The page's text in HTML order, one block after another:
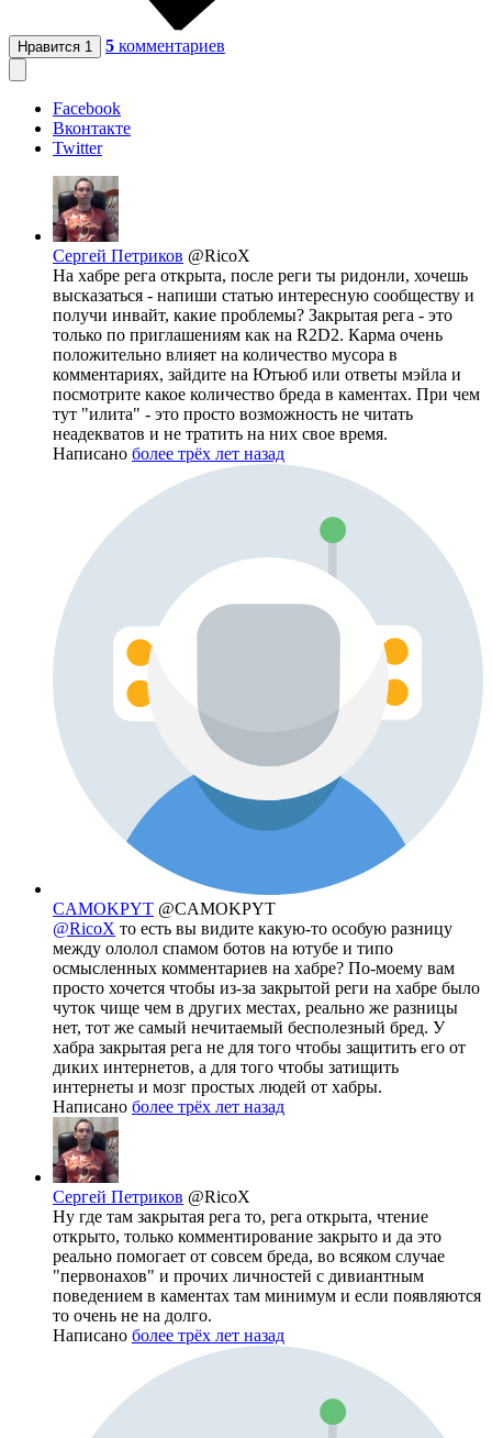
Нравится 1 5 комментариев
Facebook
Вконтакте
Twitter
Сергей Петриков @RicoX
На хабре рега открыта, после реги ты ридонли, хочешь
высказаться - напиши статью интересную сообществу и
получи инвайт, какие проблемы? Закрытая рега - это
только по приглашениям как на R2D2. Карма очень
положительно влияет на количество мусора в
комментариях, зайдите на Ютьюб или ответы мэйла и
посмотрите какое количество бреда в каментах. При чем
тут "илита" - это просто возможность не читать
неадекватов и не тратить на них свое время.
Написано более трёх лет назад
CAMOKPYT @CAMOKPYT
@RicoX то есть вы видите какую-то особую разницу
между ололол спамом ботов на ютубе и типо
осмысленных комментариев на хабре? По-моему вам
просто хочется чтобы из-за закрытой реги на хабре было
чуток чище чем в других местах, реально же разницы
нет, тот же самый нечитаемый бесполезный бред. У
хабра закрытая рега не для того чтобы защитить его от
диких интернетов, а для того чтобы затищить
интернеты и мозг простых людей от хабры.
Написано более трёх лет назад
Сергей Петриков @RicoX
Ну где там закрытая рега то, рега открыта, чтение
открыто, только комментирование закрыто и да это
реально помогает от совсем бреда, во всяком случае
"первонахов" и прочих личностей с дивиантным
поведением в каментах там минимум и если появляются
то очень не на долго.
Написано более трёх лет назад